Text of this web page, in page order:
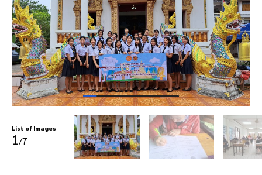
List of Images
1/7